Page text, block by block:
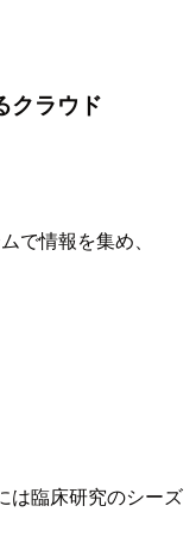
クラウド
で情報を集め、
は臨床研究のシーズ